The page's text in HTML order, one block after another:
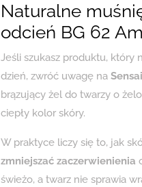
Naturalne
odcień BG 62
Jeśli szukasz produktu, który
dzień, zwróć uwagę na
brązujący żel do twarzy o
ciepły kolor skóry.
W praktyce liczy się to, jak
zmniejszać zaczerwienienia
świeżo, a twarz nie sprawia